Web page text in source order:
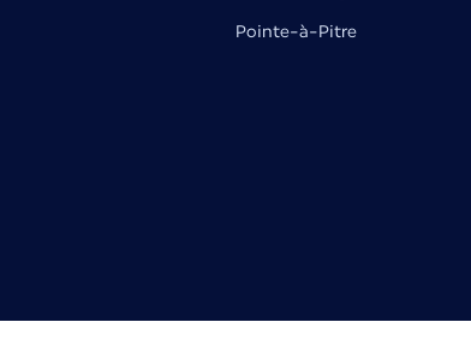
Pointe-à-Pitre